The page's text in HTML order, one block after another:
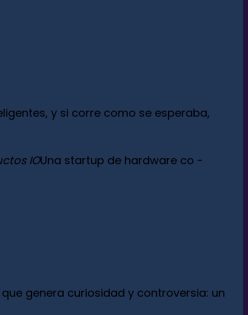
y si corre como se esperaba,
IOUna startup de hardware co -
genera curiosidad y controversia: un